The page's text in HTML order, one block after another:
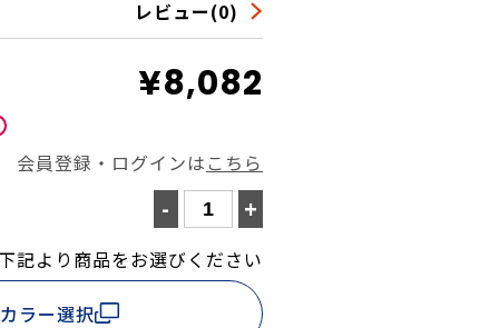
レビュー(0)
¥8,082
会員登録・ログインは こちら
- +
記より商品をお選びください
カラー選択